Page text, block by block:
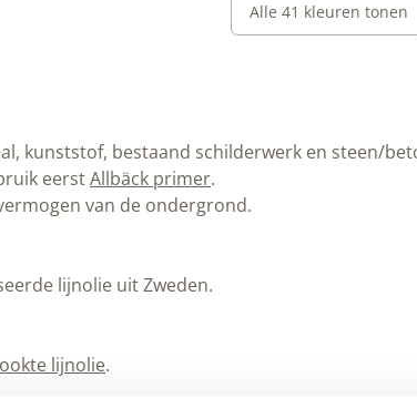
Alle 41 kleuren tonen
kunststof, bestaand schilderwerk en steen/
eerstAllbäck primer.
van de ondergrond.
lijnolie uit Zweden.
lijnolie.